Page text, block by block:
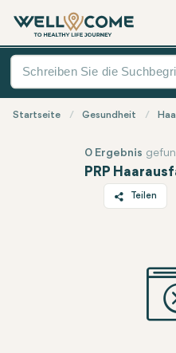
Quick
Startseite Gesundheit
PRP
0 Ergebnis
Teilen
WhatsApp